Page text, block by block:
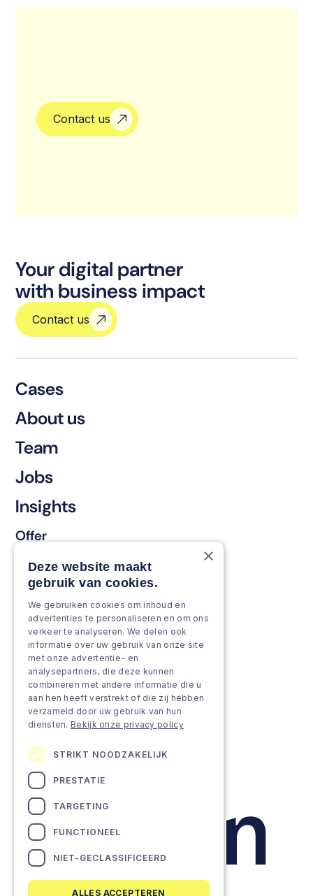
Contact us
Your digital partner
with business impact
Contact us
Cases
About us
Team
Jobs
Insights
Offer
Keep & renew
Strengthen & broaden
Grow & Innovate
Approach
Projects
Team as a service
×
Deze website maakt
gebruik van cookies.
We gebruiken cookies om inhoud en
advertenties te personaliseren en om ons
verkeer te analyseren. We delen ook
informatie over uw gebruik van onze site
met onze advertentie- en
analysepartners, die deze kunnen
combineren met andere informatie die u
aan hen heeft verstrekt of die zij hebben
verzameld door uw gebruik van hun
diensten. Bekijk onze privacy policy
STRIKT NOODZAKELIJK
PRESTATIE
TARGETING
FUNCTIONEEL
NIET-GECLASSIFICEERD
ALLES ACCEPTEREN